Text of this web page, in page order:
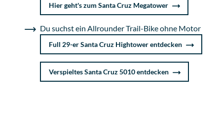
Hier geht's zum Santa Cruz Megatower
Du suchst ein Allrounder Trail-Bike ohne Motor
Full 29-er Santa Cruz Hightower entdecken
Verspieltes Santa Cruz 5010 entdecken